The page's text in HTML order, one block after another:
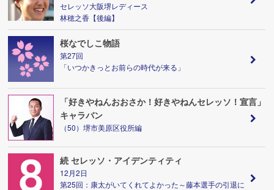
セレッソ大阪堺レディース
林穂之香【後編】
桜なでしこ物語
第27回
「いつかきっとお前らの時代が来る」
「好きやねんおおさか！好きやねんセレッソ！宣言」
キャラバン
（50）堺市美原区役所編
続 セレッソ・アイデンティティ
12月2日
第25回：康太がいてくれてよかった～藤本選手の引退に